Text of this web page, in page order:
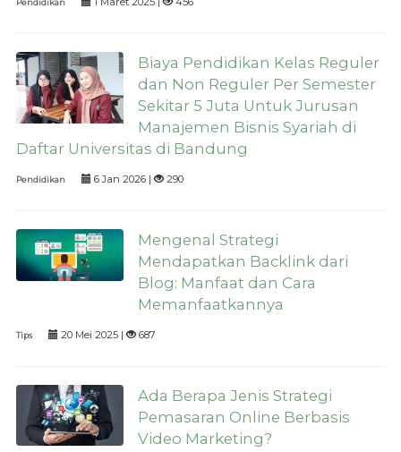
Biaya Pendidikan Kelas Reguler
dan Non Reguler Per Semester
Sekitar 5 Juta Untuk Jurusan
Manajemen Bisnis Syariah di
Daftar Universitas di Bandung
Pendidikan 6 Jan 2026 | 290
Mengenal Strategi
Mendapatkan Backlink dari
Blog: Manfaat dan Cara
Memanfaatkannya
Tips 20 Mei 2025 | 687
Ada Berapa Jenis Strategi
Pemasaran Online Berbasis
Video Marketing?